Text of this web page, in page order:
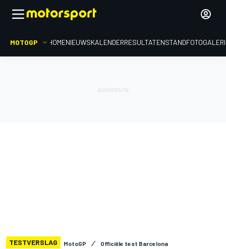
MOTOGP HOMENIEUWSKALENDERRESULTATENSTAND
TESTVERSLAG MotoGP Officiële test Barcelona